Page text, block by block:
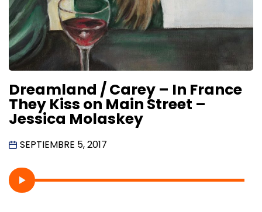
Dreamland / Carey – In France
They Kiss on Main Street –
Jessica Molaskey
SEPTIEMBRE 5, 2017